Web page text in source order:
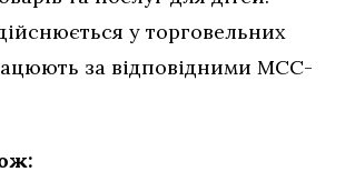
у торговельних
за відповідними МСС-